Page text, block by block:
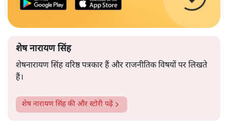
शेष नारायण सिंह
शेषनारायण सिंह वरिष्ठ पत्रकार हैं और राजनीतिक विषयों पर लिखते
हैं।
शेष नारायण सिंहकी और स्टोरी पढ़ें